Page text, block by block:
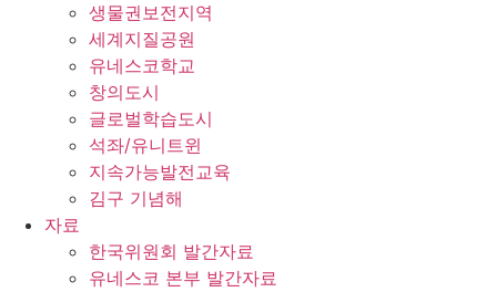
생물권보전지역
세계지질공원
유네스코학교
창의도시
글로벌학습도시
석좌/유니트윈
지속가능발전교육
김구 기념해
자료
한국위원회 발간자료
유네스코 본부 발간자료